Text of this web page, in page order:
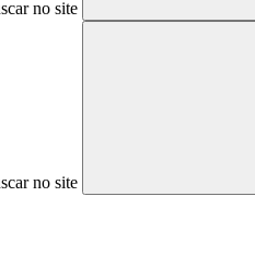
no site
no site